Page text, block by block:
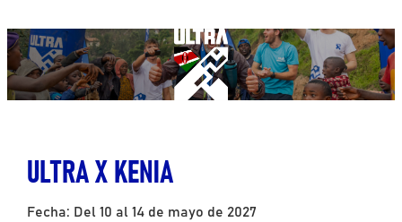
ULTRA X KENIA
Fecha: Del 10 al 14 de mayo de 2027